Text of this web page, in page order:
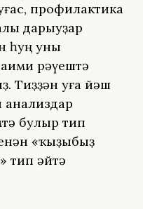
профилактика
дарыуҙар
һуң уны
рәүештә
Тиҙҙән уға йәш
анализдар
булыр тип
«ҡыҙыбыҙ
тип әйтә